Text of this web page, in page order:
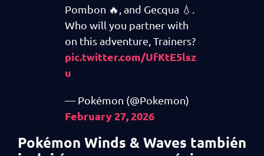
Pombon 🔥, and Gecqua 💧.
Who will you partner with
on this adventure, Trainers?
pic.twitter.com/UfKtE5lsz
u
— Pokémon (@Pokemon)
February 27, 2026
Pokémon Winds & Waves también